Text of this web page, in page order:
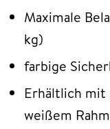
Maximale
kg)
farbige
Erhältlich mit
weißem